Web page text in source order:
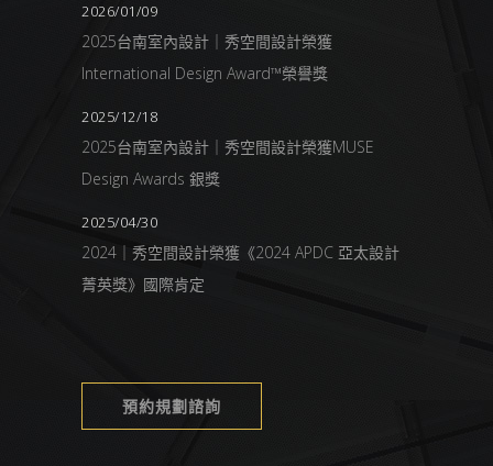
2026/01/09
2025台南室內設計｜秀空間設計榮獲
International Design Award™榮譽獎
2025/12/18
2025台南室內設計｜秀空間設計榮獲MUSE
Design Awards 銀獎
2025/04/30
2024｜秀空間設計榮獲《2024 APDC 亞太設計
菁英獎》國際肯定
預約規劃諮詢